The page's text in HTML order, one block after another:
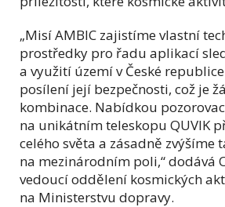
„Misí AMBIC zajistíme vlastní
prostředky pro řadu aplikací
a využití území v České
posílení její bezpečnosti, což je
kombinace. Nabídkou
na unikátním teleskopu QUVIK
celého světa a zásadně zvýšíme
na mezinárodním poli,“ dodává
vedoucí oddělení kosmických
na Ministerstvu dopravy.